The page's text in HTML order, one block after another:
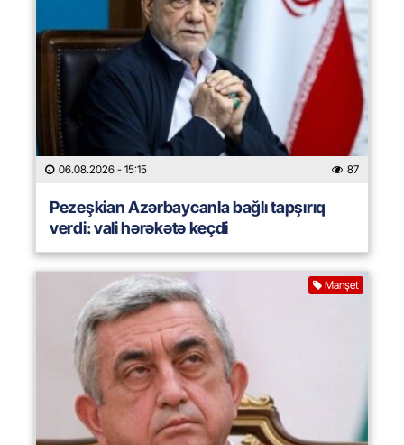
06.08.2026 - 15:15 87
Pezeşkian Azərbaycanla bağlı tapşırıq
verdi: vali hərəkətə keçdi
Manşet